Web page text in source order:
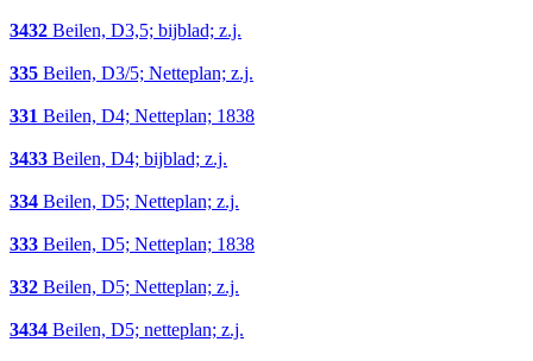
3432 Beilen, D3,5; bijblad; z.j.
335 Beilen, D3/5; Netteplan; z.j.
331 Beilen, D4; Netteplan; 1838
3433 Beilen, D4; bijblad; z.j.
334 Beilen, D5; Netteplan; z.j.
333 Beilen, D5; Netteplan; 1838
332 Beilen, D5; Netteplan; z.j.
3434 Beilen, D5; netteplan; z.j.